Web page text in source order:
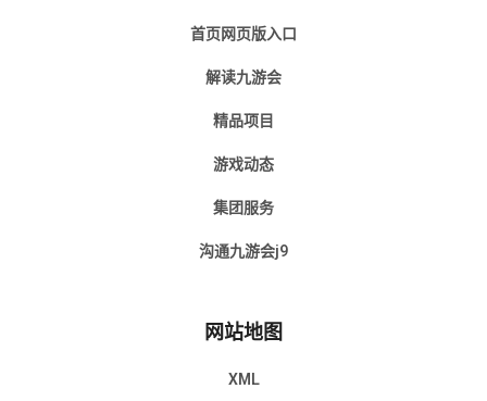
首页网页版入口
解读九游会
精品项目
游戏动态
集团服务
沟通九游会j9
网站地图
XML